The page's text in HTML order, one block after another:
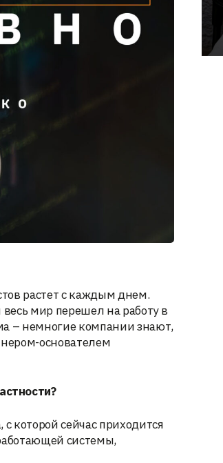
растет с каждым днем.
мир перешел на работу в
– немногие компании знают,
основателем
которой сейчас приходится
системы,